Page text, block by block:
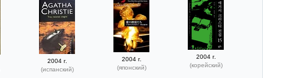
2004 г.
(испанский)
2004 г.
(японский)
2004 г.
(корейский)